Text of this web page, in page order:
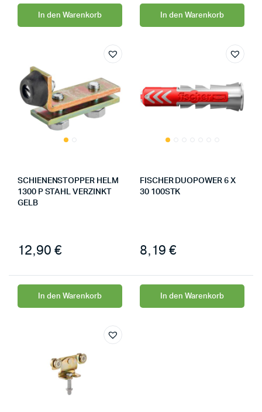
In den Warenkorb In den Warenkorb
SCHIENENSTOPPER HELM
1300 P STAHL VERZINKT
GELB
12,90 €
In den Warenkorb
FISCHER DUOPOWER 6 X
30 100STK
8,19 €
In den Warenkorb